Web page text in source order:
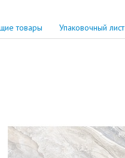
товары Упаковочный лист